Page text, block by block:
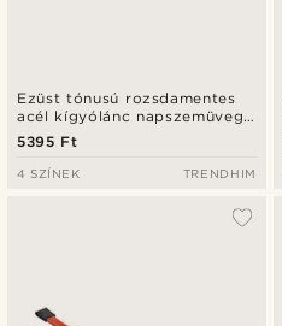
Ezüst tónusú rozsdamentes
acél kígyólánc napszemüveg
lánc
5395 Ft
4 SZÍNEK TRENDHIM